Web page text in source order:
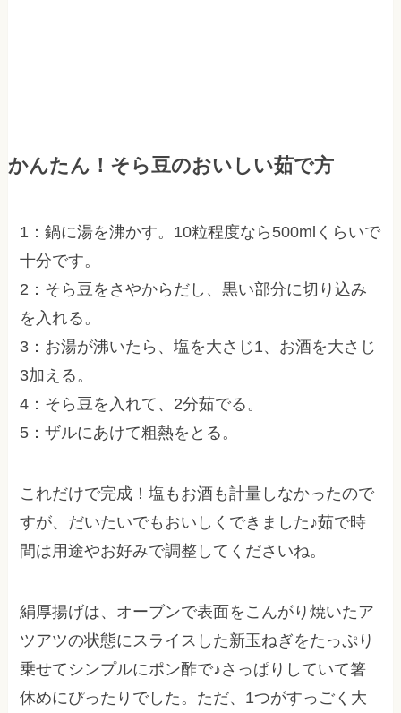
かんたん！そら豆のおいしい茹で方
1：鍋に湯を沸かす。10粒程度なら500mlくらいで
十分です。
2：そら豆をさやからだし、黒い部分に切り込み
を入れる。
3：お湯が沸いたら、塩を大さじ1、お酒を大さじ
3加える。
4：そら豆を入れて、2分茹でる。
5：ザルにあけて粗熱をとる。
これだけで完成！塩もお酒も計量しなかったので
すが、だいたいでもおいしくできました♪茹で時
間は用途やお好みで調整してくださいね。
絹厚揚げは、オーブンで表面をこんがり焼いたア
ツアツの状態にスライスした新玉ねぎをたっぷり
乗せてシンプルにポン酢で♪さっぱりしていて箸
休めにぴったりでした。ただ、1つがすっごく大